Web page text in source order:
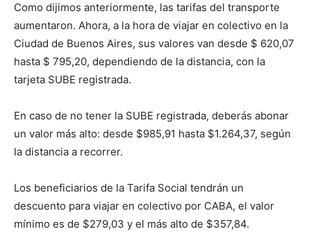
Como dijimos anteriormente, las tarifas del transporte
aumentaron. Ahora, a la hora de viajar en colectivo en la
Ciudad de Buenos Aires, sus valores van desde $ 620,07
hasta $ 795,20, dependiendo de la distancia, con la
tarjeta SUBE registrada.
En caso de no tener la SUBE registrada, deberás abonar
un valor más alto: desde $985,91 hasta $1.264,37, según
la distancia a recorrer.
Los beneficiarios de la Tarifa Social tendrán un
descuento para viajar en colectivo por CABA, el valor
mínimo es de $279,03 y el más alto de $357,84.